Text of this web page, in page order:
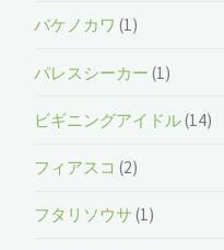
バケノカワ (1)
パレスシーカー (1)
ビギニングアイドル(14)
フィアスコ (2)
フタリソウサ (1)